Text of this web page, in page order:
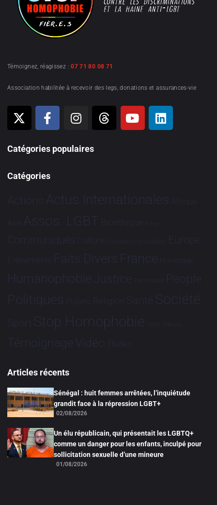
Témoignez, réagissez :07 71 80 08 71
Association habilitée à recevoir des legs, donations et assurances-vie
Catégories populaires
Catégories
Actions Actus Internationales Afrique
Asie Assos. LGBT Bioéthique Brève
Communiqués Culture Dialogues France-Brésil Europe
Evénements Faits Divers France Hommage
HumanophobieJustice Partenariat People
Politiques Projets Religion Santé Société
Sport Stop Homophobie Tech Tribune
TémoignageVidéo Études
Articles récents
Sénégal : huit femmes arrêtées, l’inquiétude
grandit face à la répression LGBT+
02/08/2026
Un élu républicain, qui présentait les LGBTQ+
comme un danger pour les enfants, inculpé pour
sollicitation sexuelle d’une mineure
01/08/2026